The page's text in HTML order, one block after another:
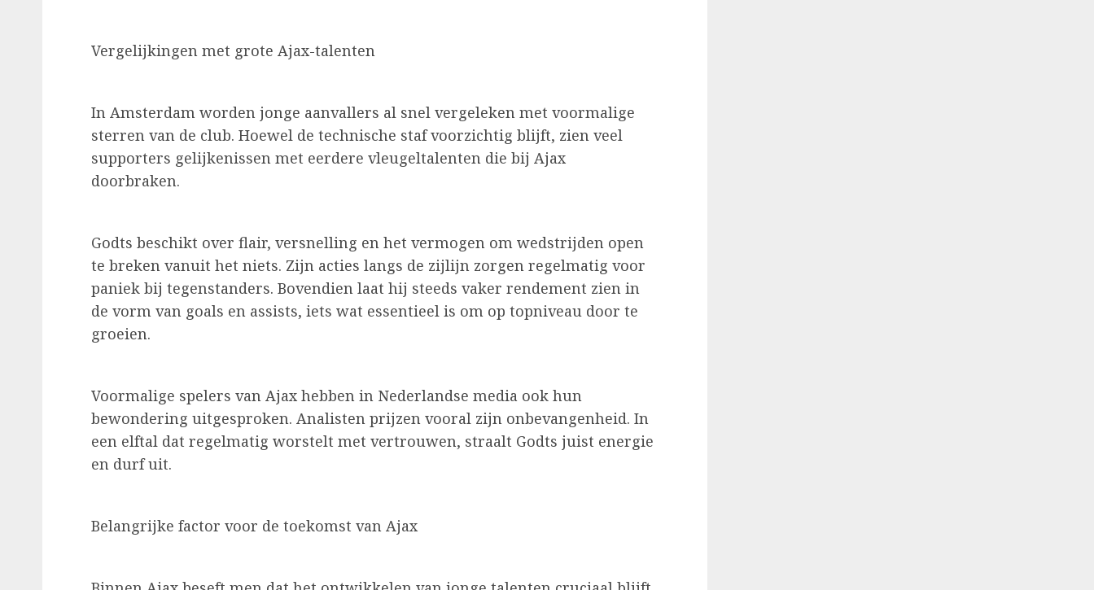
Vergelijkingen met grote Ajax-talenten
In Amsterdam worden jonge aanvallers al snel vergeleken met voormalige
sterren van de club. Hoewel de technische staf voorzichtig blijft, zien veel
supporters gelijkenissen met eerdere vleugeltalenten die bij Ajax
doorbraken.
Godts beschikt over flair, versnelling en het vermogen om wedstrijden open
te breken vanuit het niets. Zijn acties langs de zijlijn zorgen regelmatig voor
paniek bij tegenstanders. Bovendien laat hij steeds vaker rendement zien in
de vorm van goals en assists, iets wat essentieel is om op topniveau door te
groeien.
Voormalige spelers van Ajax hebben in Nederlandse media ook hun
bewondering uitgesproken. Analisten prijzen vooral zijn onbevangenheid. In
een elftal dat regelmatig worstelt met vertrouwen, straalt Godts juist energie
en durf uit.
Belangrijke factor voor de toekomst van Ajax